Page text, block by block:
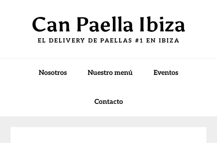
navegación
contenidoCan Paella Ibiza
EL DELIVERY DE PAELLAS #1 EN IBIZA
Nosotros Nuestro menú Eventos
Contacto